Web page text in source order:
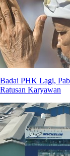
Badai PHK Lagi,
Ratusan Karyawan